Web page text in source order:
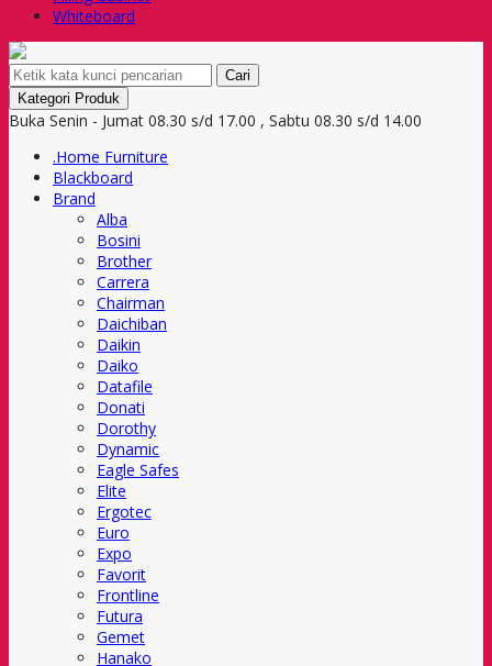
Whiteboard
Cari
Kategori Produk
Buka Senin - Jumat 08.30 s/d 17.00 , Sabtu 08.30 s/d 14.00
.Home Furniture
Blackboard
Brand
Alba
Bosini
Brother
Carrera
Chairman
Daichiban
Daikin
Daiko
Datafile
Donati
Dorothy
Dynamic
Eagle Safes
Elite
Ergotec
Euro
Expo
Favorit
Frontline
Futura
Gemet
Hanako